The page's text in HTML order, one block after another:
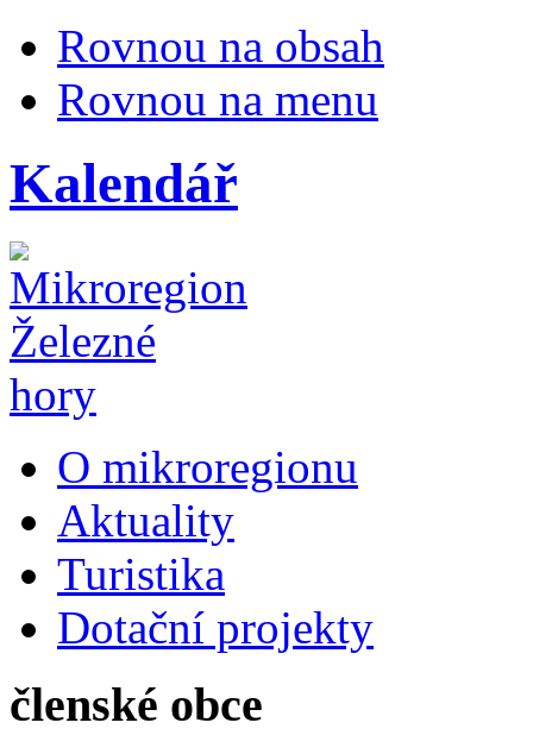
Rovnou na obsah
Rovnou na menu
Kalendář
O mikroregionu
Aktuality
Turistika
Dotační projekty
členské obce